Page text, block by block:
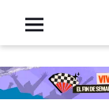
Open
menu